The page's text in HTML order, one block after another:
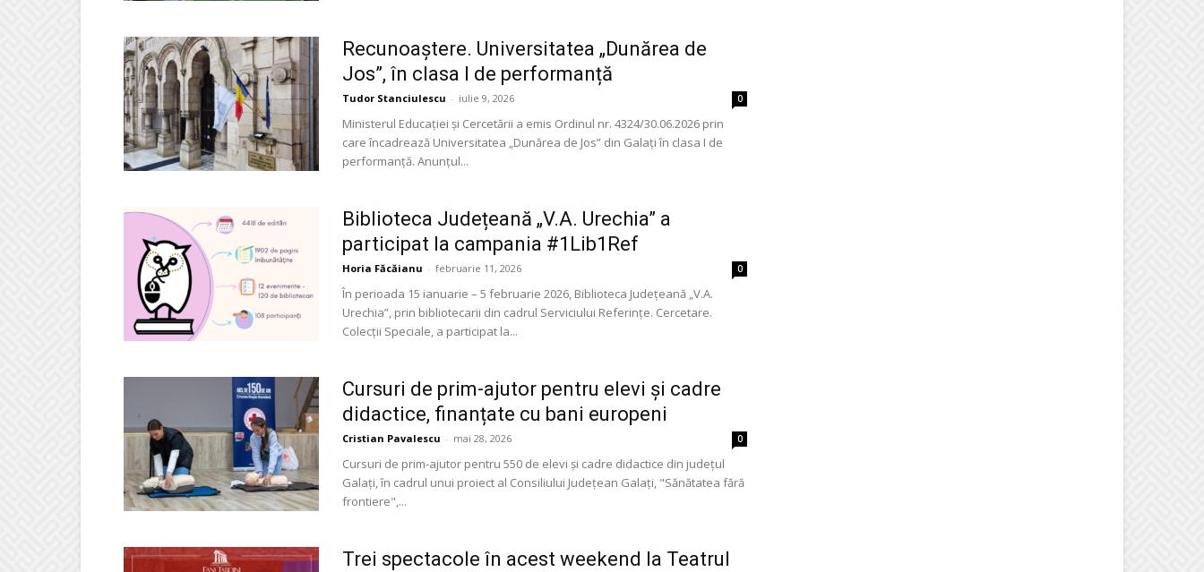
Recunoaștere. Universitatea „Dunărea de
Jos”, în clasa I de performanță
Tudor Stanciulescu - iulie 9, 2026 0
Ministerul Educației și Cercetării a emis Ordinul nr. 4324/30.06.2026 prin
care încadrează Universitatea „Dunărea de Jos” din Galați în clasa I de
performanță. Anunțul...
Biblioteca Județeană „V.A. Urechia” a
participat la campania #1Lib1Ref
Horia Făcăianu - februarie 11, 2026 0
În perioada 15 ianuarie – 5 februarie 2026, Biblioteca Județeană „V.A.
Urechia”, prin bibliotecarii din cadrul Serviciului Referințe. Cercetare.
Colecții Speciale, a participat la...
Cursuri de prim-ajutor pentru elevi și cadre
didactice, finanțate cu bani europeni
Cristian Pavalescu - mai 28, 2026 0
Cursuri de prim-ajutor pentru 550 de elevi și cadre didactice din județul
Galați, în cadrul unui proiect al Consiliului Județean Galați, "Sănătatea fără
frontiere",...
Trei spectacole în acest weekend la Teatrul